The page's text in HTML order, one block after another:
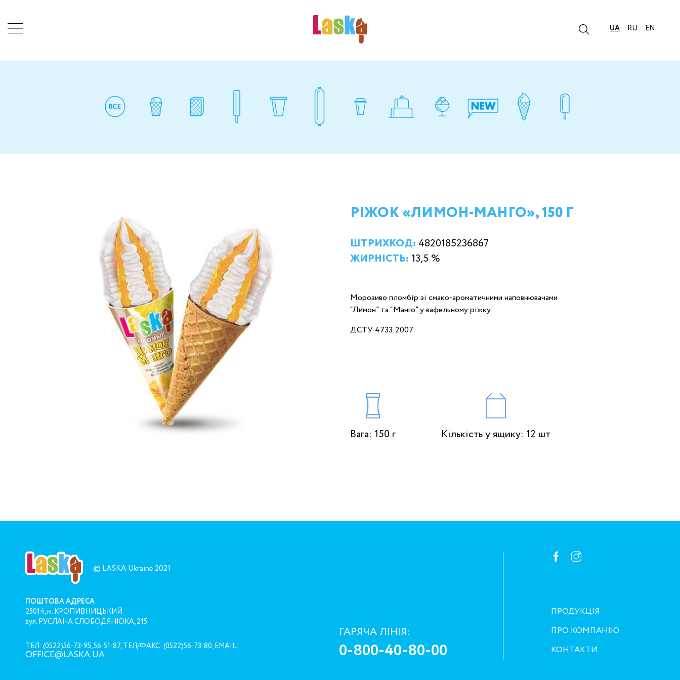
UA RU EN
РІЖОК «ЛИМОН-МАНГО», 150 Г
ШТРИХКОД: 4820185236867
ЖИРНІСТЬ: 13,5 %
Морозиво пломбір зі смако-ароматичними наповнювачами
“Лимон” та “Манго” у вафельному ріжку.
ДСТУ 4733:2007
Вага: 150 г Кількість у ящику: 12 шт
© LASKA Ukraine 2021
ПОШТОВА АДРЕСА
25014, м. КРОПИВНИЦЬКИЙ
вул. РУСЛАНА СЛОБОДЯНЮКА, 215
ТЕЛ: (0522)56-73-95, 56-51-87, ТЕЛ/ФАКС: (0522)56-73-80, EMAIL:
OFFICE@LASKA.UA
ГАРЯЧА ЛІНІЯ:
0-800-40-80-00
ПРОДУКЦІЯ
ПРО КОМПАНІЮ
КОНТАКТИ